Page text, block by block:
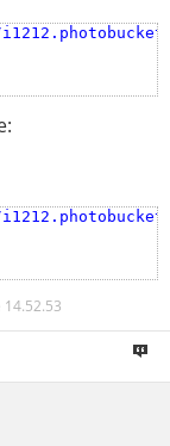
14.52.53